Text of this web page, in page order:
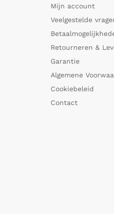
Mijn account
Veelgestelde
Retourneren &
Garantie
Algemene
Cookiebeleid
Contact